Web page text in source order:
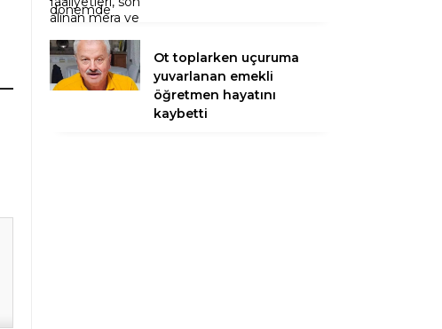
Ot toplarken uçuruma
yuvarlanan emekli
öğretmen hayatını
kaybetti